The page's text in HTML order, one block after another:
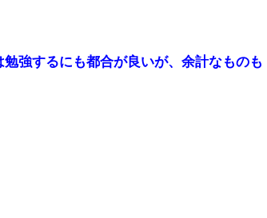
強するにも都合が良いが、余計なものも